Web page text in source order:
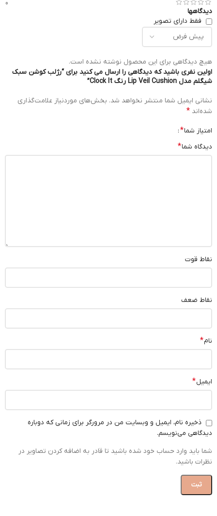
0
دیدگاهها
فقط دارای تصویر
هیچ دیدگاهی برای این محصول نوشته نشده است.
اولین نفری باشید که دیدگاهی را ارسال می کنید برای “رژلب کوشن سبک
شیگلم مدل Lip Veil Cushion رنگ Clock It”
نشانی ایمیل شما منتشر نخواهد شد. بخش‌های موردنیاز علامت‌گذاری
شده‌اند *
امتیاز شما*
دیدگاه شما*
نقاط قوت
نقاط ضعف
نام*
ایمیل*
ذخیره نام، ایمیل و وبسایت من در مرورگر برای زمانی که دوباره
دیدگاهی می‌نویسم.
شما باید وارد حساب خود شده باشید تا قادر به اضافه کردن تصاویر در
نظرات باشید.